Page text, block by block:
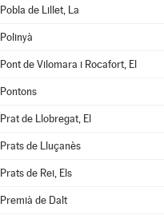
Pobla de Lillet, La
Polinyà
Pont de Vilomara i Rocafort, El
Pontons
Prat de Llobregat, El
Prats de Lluçanès
Prats de Rei, Els
Premià de Dalt